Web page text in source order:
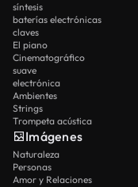
síntesis
baterías electrónicas
claves
El piano
Cinematográfico
suave
electrónica
Ambientes
Strings
Trompeta acústica
Imágenes
Naturaleza
Personas
Amor y Relaciones